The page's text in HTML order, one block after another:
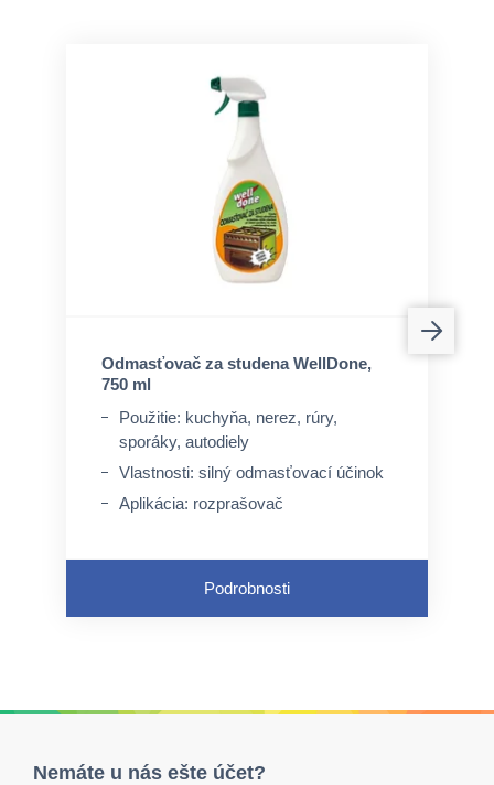
Odmasťovač za studena WellDone,
750 ml
Použitie: kuchyňa, nerez, rúry,
sporáky, autodiely
Vlastnosti: silný odmasťovací účinok
Aplikácia: rozprašovač
Podrobnosti
Nemáte u nás ešte účet?